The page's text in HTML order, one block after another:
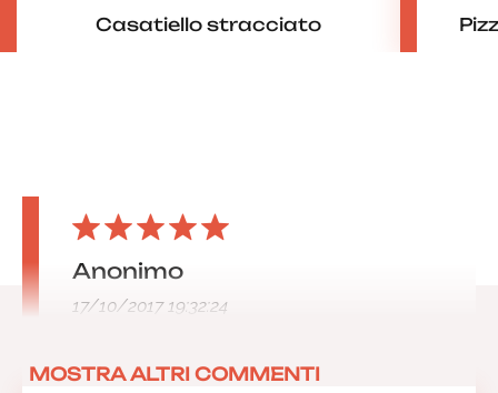
Casatiello stracciato
Anonimo
17/10/2017 19:32:24
MOSTRA ALTRI COMMENTI